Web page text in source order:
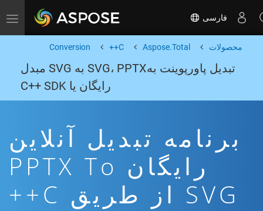
Toggle navigation فارسی
محصولات Aspose.Total
C++
Conversion
تبدیل پاورپوینت بهSVG، PPTX به SVG مبدل
رایگان یا C++ SDK
برنامه تبدیل آنلاین
رایگان PPTX To
SVG از طریق C++